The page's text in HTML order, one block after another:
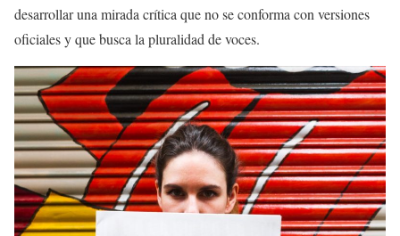
desarrollar una mirada crítica que no se conforma con versiones
oficiales y que busca la pluralidad de voces.